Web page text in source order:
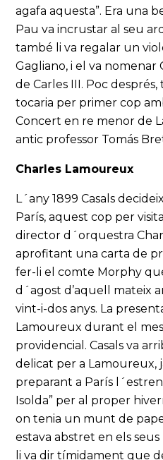
agafa aquesta”. Era una
Pau va incrustar al seu
també li va regalar un
Gagliano, i el va nomenar
de Carles III. Poc
tocaria per primer cop
Concert en re menor de
antic professor Tomás
Charles Lamoureux
L´any 1899 Casals
París, aquest cop per
director d´orquestra
aprofitant una carta de
fer-li el comte Morphy
d´agost d’aquell mateix
vint-i-dos anys. La
Lamoureux durant el
providencial. Casals va
delicat per a Lamoureux,
preparant a París
Isolda” per al proper
on tenia un munt de
estava abstret en els seus
li va dir tímidament que